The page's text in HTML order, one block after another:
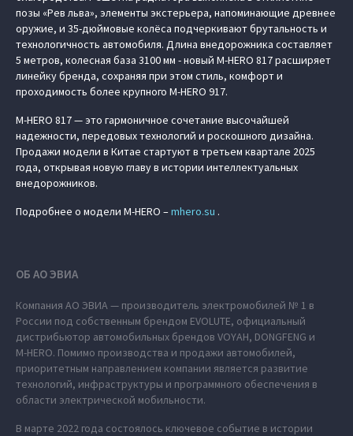
позы «Рев льва», элементы экстерьера, напоминающие древнее
оружие, и 35-дюймовые колёса подчеркивают брутальность и
технологичность автомобиля. Длина внедорожника составляет
5 метров, колесная база 3100 мм - новый M‑HERO 817 расширяет
линейку бренда, сохраняя при этом стиль, комфорт и
проходимость более крупного M‑HERO 917.
M‑HERO 817 — это гармоничное сочетание высочайшей
надежности, передовых технологий и роскошного дизайна.
Продажи модели в Китае стартуют в третьем квартале 2025
года, открывая новую главу в истории интеллектуальных
внедорожников.
Подробнее о модели M‑HERO –mhero.su .
ОБ АО ЭВИА
Компания АО ЭВИА — производитель электромобилей № 1 в
России под собственным брендом EVOLUTE, официальный
дистрибьютор автомобильных брендов VOYAH, DONGFENG и
M‑HERO. Помимо производства и продажи автомобилей,
приоритетным направлением компании является развитие
технологий, инфраструктуры и программного обеспечения в
области электрической мобильности.
В марте 2022 года состоялось ключевое событие в истории